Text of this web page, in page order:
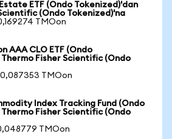
ETF (Ondo Tokenized)'dan
(Ondo Tokenized)'na
TMOon
AAA CLO ETF (Ondo
Fisher Scientific (Ondo
TMOon
Index Tracking Fund (Ondo
Fisher Scientific (Ondo
TMOon